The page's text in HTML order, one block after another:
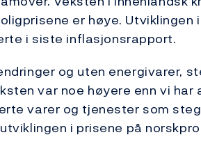
er høye.
i siste inflasjonsrapport.
og uten energivarer,
var noe høyere enn vi har
varer og tjenester som
i prisene på